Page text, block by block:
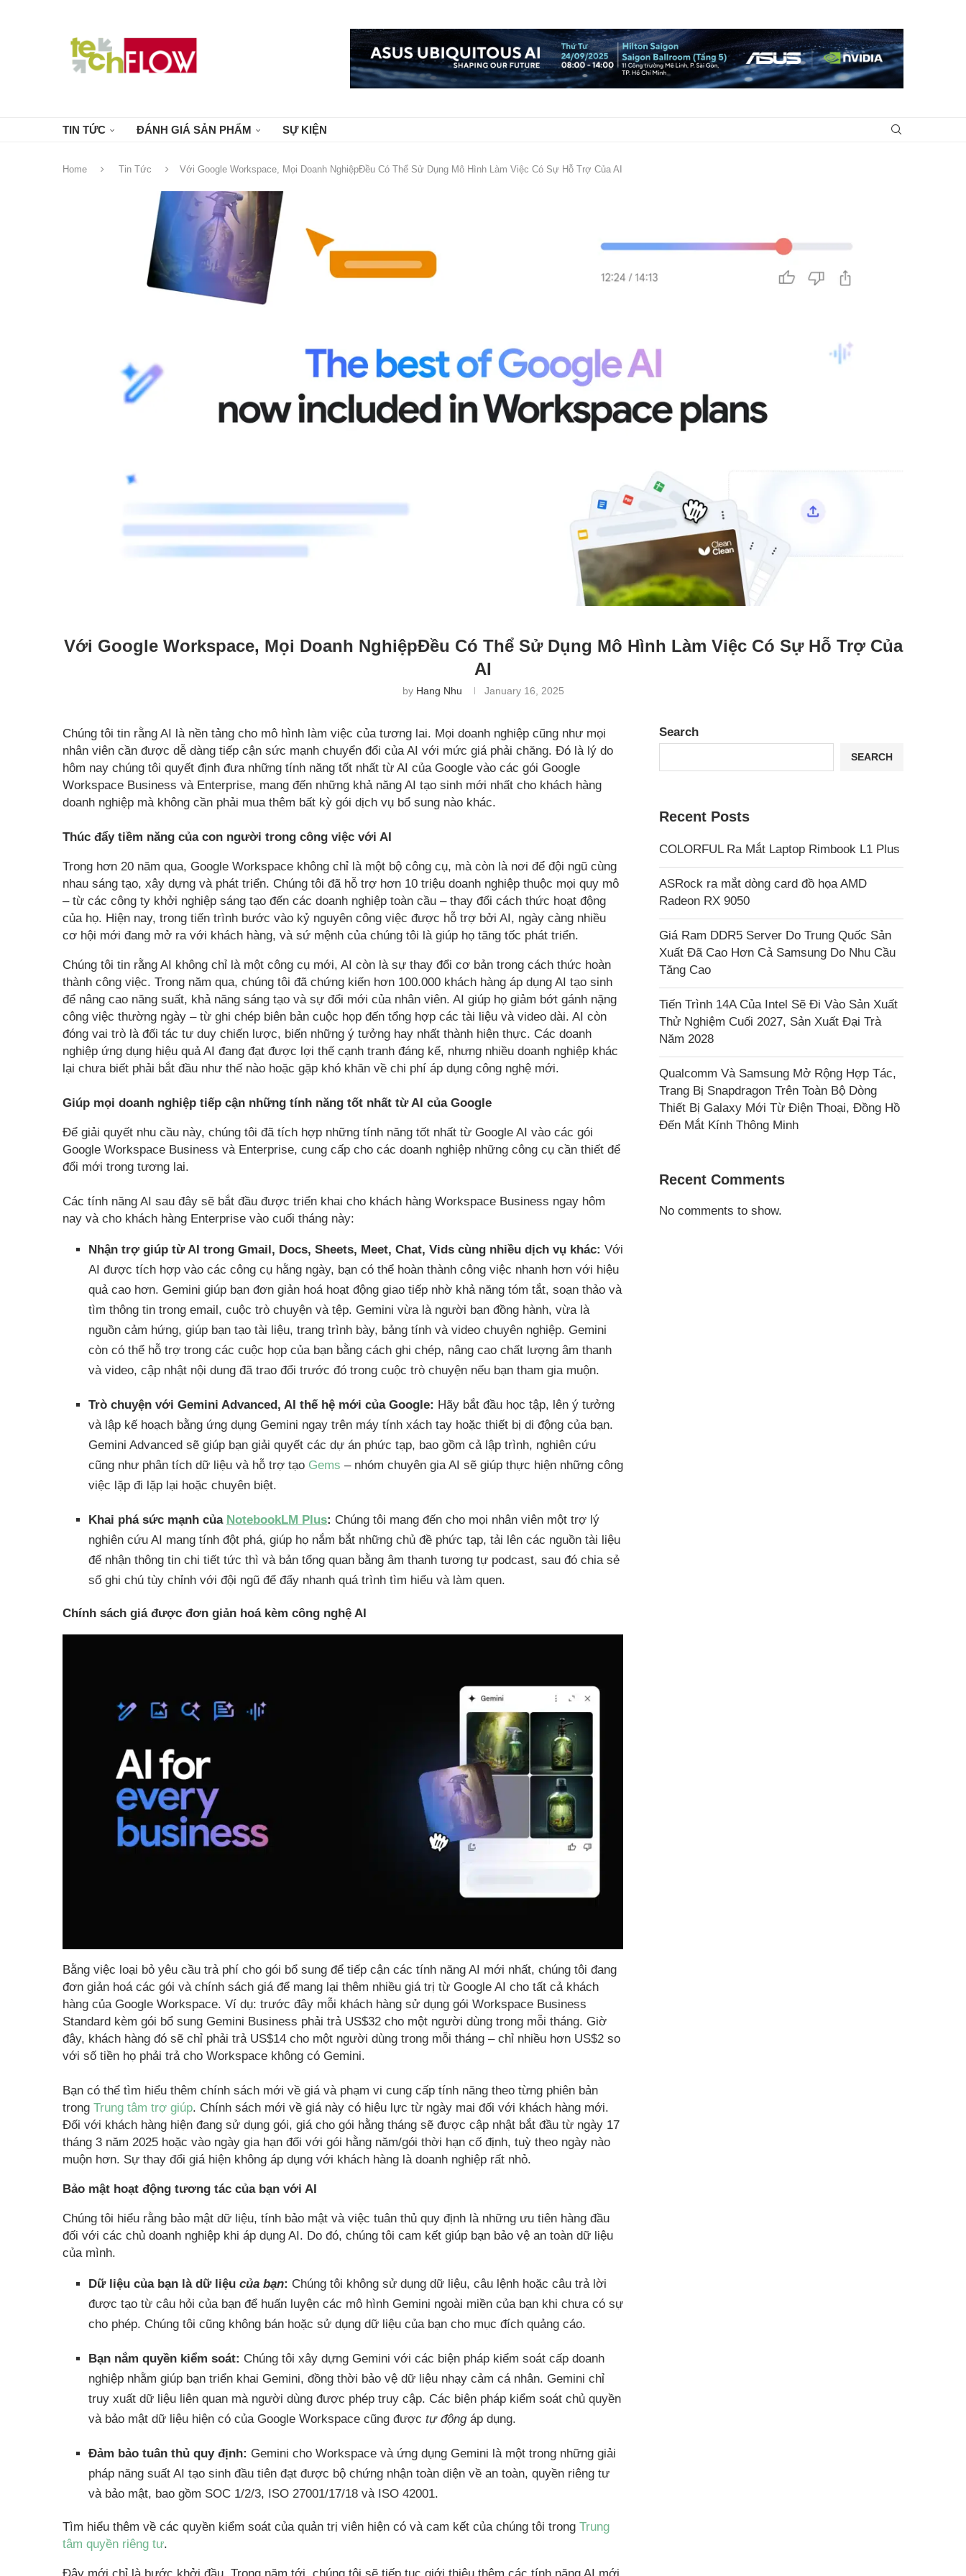
TIN TỨC ĐÁNH GIÁ SẢN PHẨM SỰ KIỆN
Home Tin Tức Với Google Workspace, Mọi Doanh NghiệpĐều Có Thể Sử Dụng Mô Hình Làm Việc Có Sự Hỗ Trợ Của AI
Với Google Workspace, Mọi Doanh NghiệpĐều Có Thể Sử Dụng Mô Hình Làm Việc Có Sự Hỗ Trợ Của
AI
by Hang Nhu January 16, 2025
Chúng tôi tin rằng AI là nền tảng cho mô hình làm việc của tương lai. Mọi doanh nghiệp cũng như mọi
nhân viên cần được dễ dàng tiếp cận sức mạnh chuyển đổi của AI với mức giá phải chăng. Đó là lý do
hôm nay chúng tôi quyết định đưa những tính năng tốt nhất từ AI của Google vào các gói Google
Workspace Business và Enterprise, mang đến những khả năng AI tạo sinh mới nhất cho khách hàng
doanh nghiệp mà không cần phải mua thêm bất kỳ gói dịch vụ bổ sung nào khác.
Thúc đẩy tiềm năng của con người trong công việc với AI
Trong hơn 20 năm qua, Google Workspace không chỉ là một bộ công cụ, mà còn là nơi để đội ngũ cùng
nhau sáng tạo, xây dựng và phát triển. Chúng tôi đã hỗ trợ hơn 10 triệu doanh nghiệp thuộc mọi quy mô
– từ các công ty khởi nghiệp sáng tạo đến các doanh nghiệp toàn cầu – thay đổi cách thức hoạt động
của họ. Hiện nay, trong tiến trình bước vào kỷ nguyên công việc được hỗ trợ bởi AI, ngày càng nhiều
cơ hội mới đang mở ra với khách hàng, và sứ mệnh của chúng tôi là giúp họ tăng tốc phát triển.
Chúng tôi tin rằng AI không chỉ là một công cụ mới, AI còn là sự thay đổi cơ bản trong cách thức hoàn
thành công việc. Trong năm qua, chúng tôi đã chứng kiến hơn 100.000 khách hàng áp dụng AI tạo sinh
để nâng cao năng suất, khả năng sáng tạo và sự đổi mới của nhân viên. AI giúp họ giảm bớt gánh nặng
công việc thường ngày – từ ghi chép biên bản cuộc họp đến tổng hợp các tài liệu và video dài. AI còn
đóng vai trò là đối tác tư duy chiến lược, biến những ý tưởng hay nhất thành hiện thực. Các doanh
nghiệp ứng dụng hiệu quả AI đang đạt được lợi thế cạnh tranh đáng kể, nhưng nhiều doanh nghiệp khác
lại chưa biết phải bắt đầu như thế nào hoặc gặp khó khăn về chi phí áp dụng công nghệ mới.
Giúp mọi doanh nghiệp tiếp cận những tính năng tốt nhất từ AI của Google
Để giải quyết nhu cầu này, chúng tôi đã tích hợp những tính năng tốt nhất từ Google AI vào các gói
Google Workspace Business và Enterprise, cung cấp cho các doanh nghiệp những công cụ cần thiết để
đổi mới trong tương lai.
Các tính năng AI sau đây sẽ bắt đầu được triển khai cho khách hàng Workspace Business ngay hôm
nay và cho khách hàng Enterprise vào cuối tháng này:
Nhận trợ giúp từ AI trong Gmail, Docs, Sheets, Meet, Chat, Vids cùng nhiều dịch vụ khác: Với
AI được tích hợp vào các công cụ hằng ngày, bạn có thể hoàn thành công việc nhanh hơn với hiệu
quả cao hơn. Gemini giúp bạn đơn giản hoá hoạt động giao tiếp nhờ khả năng tóm tắt, soạn thảo và
tìm thông tin trong email, cuộc trò chuyện và tệp. Gemini vừa là người bạn đồng hành, vừa là
nguồn cảm hứng, giúp bạn tạo tài liệu, trang trình bày, bảng tính và video chuyên nghiệp. Gemini
còn có thể hỗ trợ trong các cuộc họp của bạn bằng cách ghi chép, nâng cao chất lượng âm thanh
và video, cập nhật nội dung đã trao đổi trước đó trong cuộc trò chuyện nếu bạn tham gia muộn.
Trò chuyện với Gemini Advanced, AI thế hệ mới của Google: Hãy bắt đầu học tập, lên ý tưởng
và lập kế hoạch bằng ứng dụng Gemini ngay trên máy tính xách tay hoặc thiết bị di động của bạn.
Gemini Advanced sẽ giúp bạn giải quyết các dự án phức tạp, bao gồm cả lập trình, nghiên cứu
cũng như phân tích dữ liệu và hỗ trợ tạo Gems – nhóm chuyên gia AI sẽ giúp thực hiện những công
việc lặp đi lặp lại hoặc chuyên biệt.
Khai phá sức mạnh của NotebookLM Plus: Chúng tôi mang đến cho mọi nhân viên một trợ lý
nghiên cứu AI mang tính đột phá, giúp họ nắm bắt những chủ đề phức tạp, tải lên các nguồn tài liệu
để nhận thông tin chi tiết tức thì và bản tổng quan bằng âm thanh tương tự podcast, sau đó chia sẻ
sổ ghi chú tùy chỉnh với đội ngũ để đẩy nhanh quá trình tìm hiểu và làm quen.
Chính sách giá được đơn giản hoá kèm công nghệ AI
Bằng việc loại bỏ yêu cầu trả phí cho gói bổ sung để tiếp cận các tính năng AI mới nhất, chúng tôi đang
đơn giản hoá các gói và chính sách giá để mang lại thêm nhiều giá trị từ Google AI cho tất cả khách
hàng của Google Workspace. Ví dụ: trước đây mỗi khách hàng sử dụng gói Workspace Business
Standard kèm gói bổ sung Gemini Business phải trả US$32 cho một người dùng trong mỗi tháng. Giờ
đây, khách hàng đó sẽ chỉ phải trả US$14 cho một người dùng trong mỗi tháng – chỉ nhiều hơn US$2 so
với số tiền họ phải trả cho Workspace không có Gemini.
Bạn có thể tìm hiểu thêm chính sách mới về giá và phạm vi cung cấp tính năng theo từng phiên bản
trong Trung tâm trợ giúp. Chính sách mới về giá này có hiệu lực từ ngày mai đối với khách hàng mới.
Đối với khách hàng hiện đang sử dụng gói, giá cho gói hằng tháng sẽ được cập nhật bắt đầu từ ngày 17
tháng 3 năm 2025 hoặc vào ngày gia hạn đối với gói hằng năm/gói thời hạn cố định, tuỳ theo ngày nào
muộn hơn. Sự thay đổi giá hiện không áp dụng với khách hàng là doanh nghiệp rất nhỏ.
Bảo mật hoạt động tương tác của bạn với AI
Chúng tôi hiểu rằng bảo mật dữ liệu, tính bảo mật và việc tuân thủ quy định là những ưu tiên hàng đầu
đối với các chủ doanh nghiệp khi áp dụng AI. Do đó, chúng tôi cam kết giúp bạn bảo vệ an toàn dữ liệu
của mình.
Dữ liệu của bạn là dữ liệu của bạn: Chúng tôi không sử dụng dữ liệu, câu lệnh hoặc câu trả lời
được tạo từ câu hỏi của bạn để huấn luyện các mô hình Gemini ngoài miền của bạn khi chưa có sự
cho phép. Chúng tôi cũng không bán hoặc sử dụng dữ liệu của bạn cho mục đích quảng cáo.
Bạn nắm quyền kiểm soát: Chúng tôi xây dựng Gemini với các biện pháp kiểm soát cấp doanh
nghiệp nhằm giúp bạn triển khai Gemini, đồng thời bảo vệ dữ liệu nhạy cảm cá nhân. Gemini chỉ
truy xuất dữ liệu liên quan mà người dùng được phép truy cập. Các biện pháp kiểm soát chủ quyền
và bảo mật dữ liệu hiện có của Google Workspace cũng được tự độngáp dụng.
Đảm bảo tuân thủ quy định: Gemini cho Workspace và ứng dụng Gemini là một trong những giải
pháp năng suất AI tạo sinh đầu tiên đạt được bộ chứng nhận toàn diện về an toàn, quyền riêng tư
và bảo mật, bao gồm SOC 1/2/3, ISO 27001/17/18 và ISO 42001.
Tìm hiểu thêm về các quyền kiểm soát của quản trị viên hiện có và cam kết của chúng tôi trong Trung
tâm quyền riêng tư.
Search
SEARCH
Recent Posts
COLORFUL Ra Mắt Laptop Rimbook L1 Plus
ASRock ra mắt dòng card đồ họa AMD
Radeon RX 9050
Giá Ram DDR5 Server Do Trung Quốc Sản
Xuất Đã Cao Hơn Cả Samsung Do Nhu Cầu
Tăng Cao
Tiến Trình 14A Của Intel Sẽ Đi Vào Sản Xuất
Thử Nghiệm Cuối 2027, Sản Xuất Đại Trà
Năm 2028
Qualcomm Và Samsung Mở Rộng Hợp Tác,
Trang Bị Snapdragon Trên Toàn Bộ Dòng
Thiết Bị Galaxy Mới Từ Điện Thoại, Đồng Hồ
Đến Mắt Kính Thông Minh
Recent Comments
No comments to show.